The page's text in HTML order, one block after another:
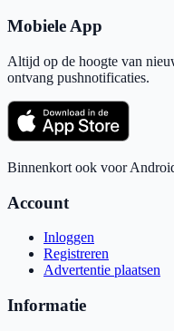
Mobiele App
Altijd op de hoogte van
ontvang pushnotificaties.
Binnenkort ook voor
Account
Inloggen
Registreren
Advertentie plaatsen
Informatie